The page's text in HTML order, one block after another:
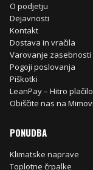
O podjetju
Dejavnosti
Kontakt
Dostava in vračila
Varovanje zasebnosti
Pogoji poslovanja
Piškotki
LeanPay – Hitro
Obiščite nas na
PONUDBA
Klimatske naprave
Toplotne črpalke